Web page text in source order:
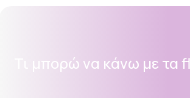
Τι μπορώ να κάνω με τα